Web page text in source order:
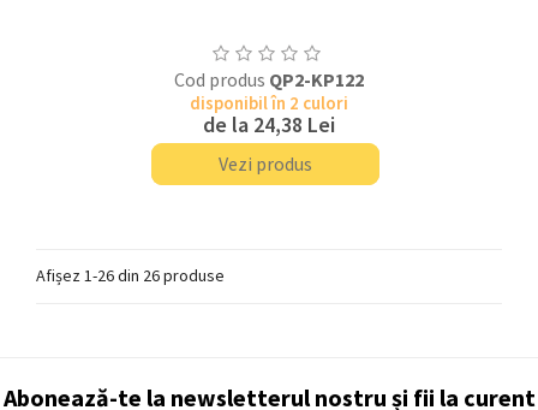
Cod produs QP2-KP122
disponibil în 2 culori
de la 24,38 Lei
Vezi produs
Afișez 1-26 din 26 produse
Abonează-te la newsletterul nostru și fii la curent